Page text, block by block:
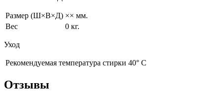
Размер (Ш×В×Д) ×× мм.
Вес
0 кг.
Уход
Рекомендуемая температура стирки 40° С
Отзывы